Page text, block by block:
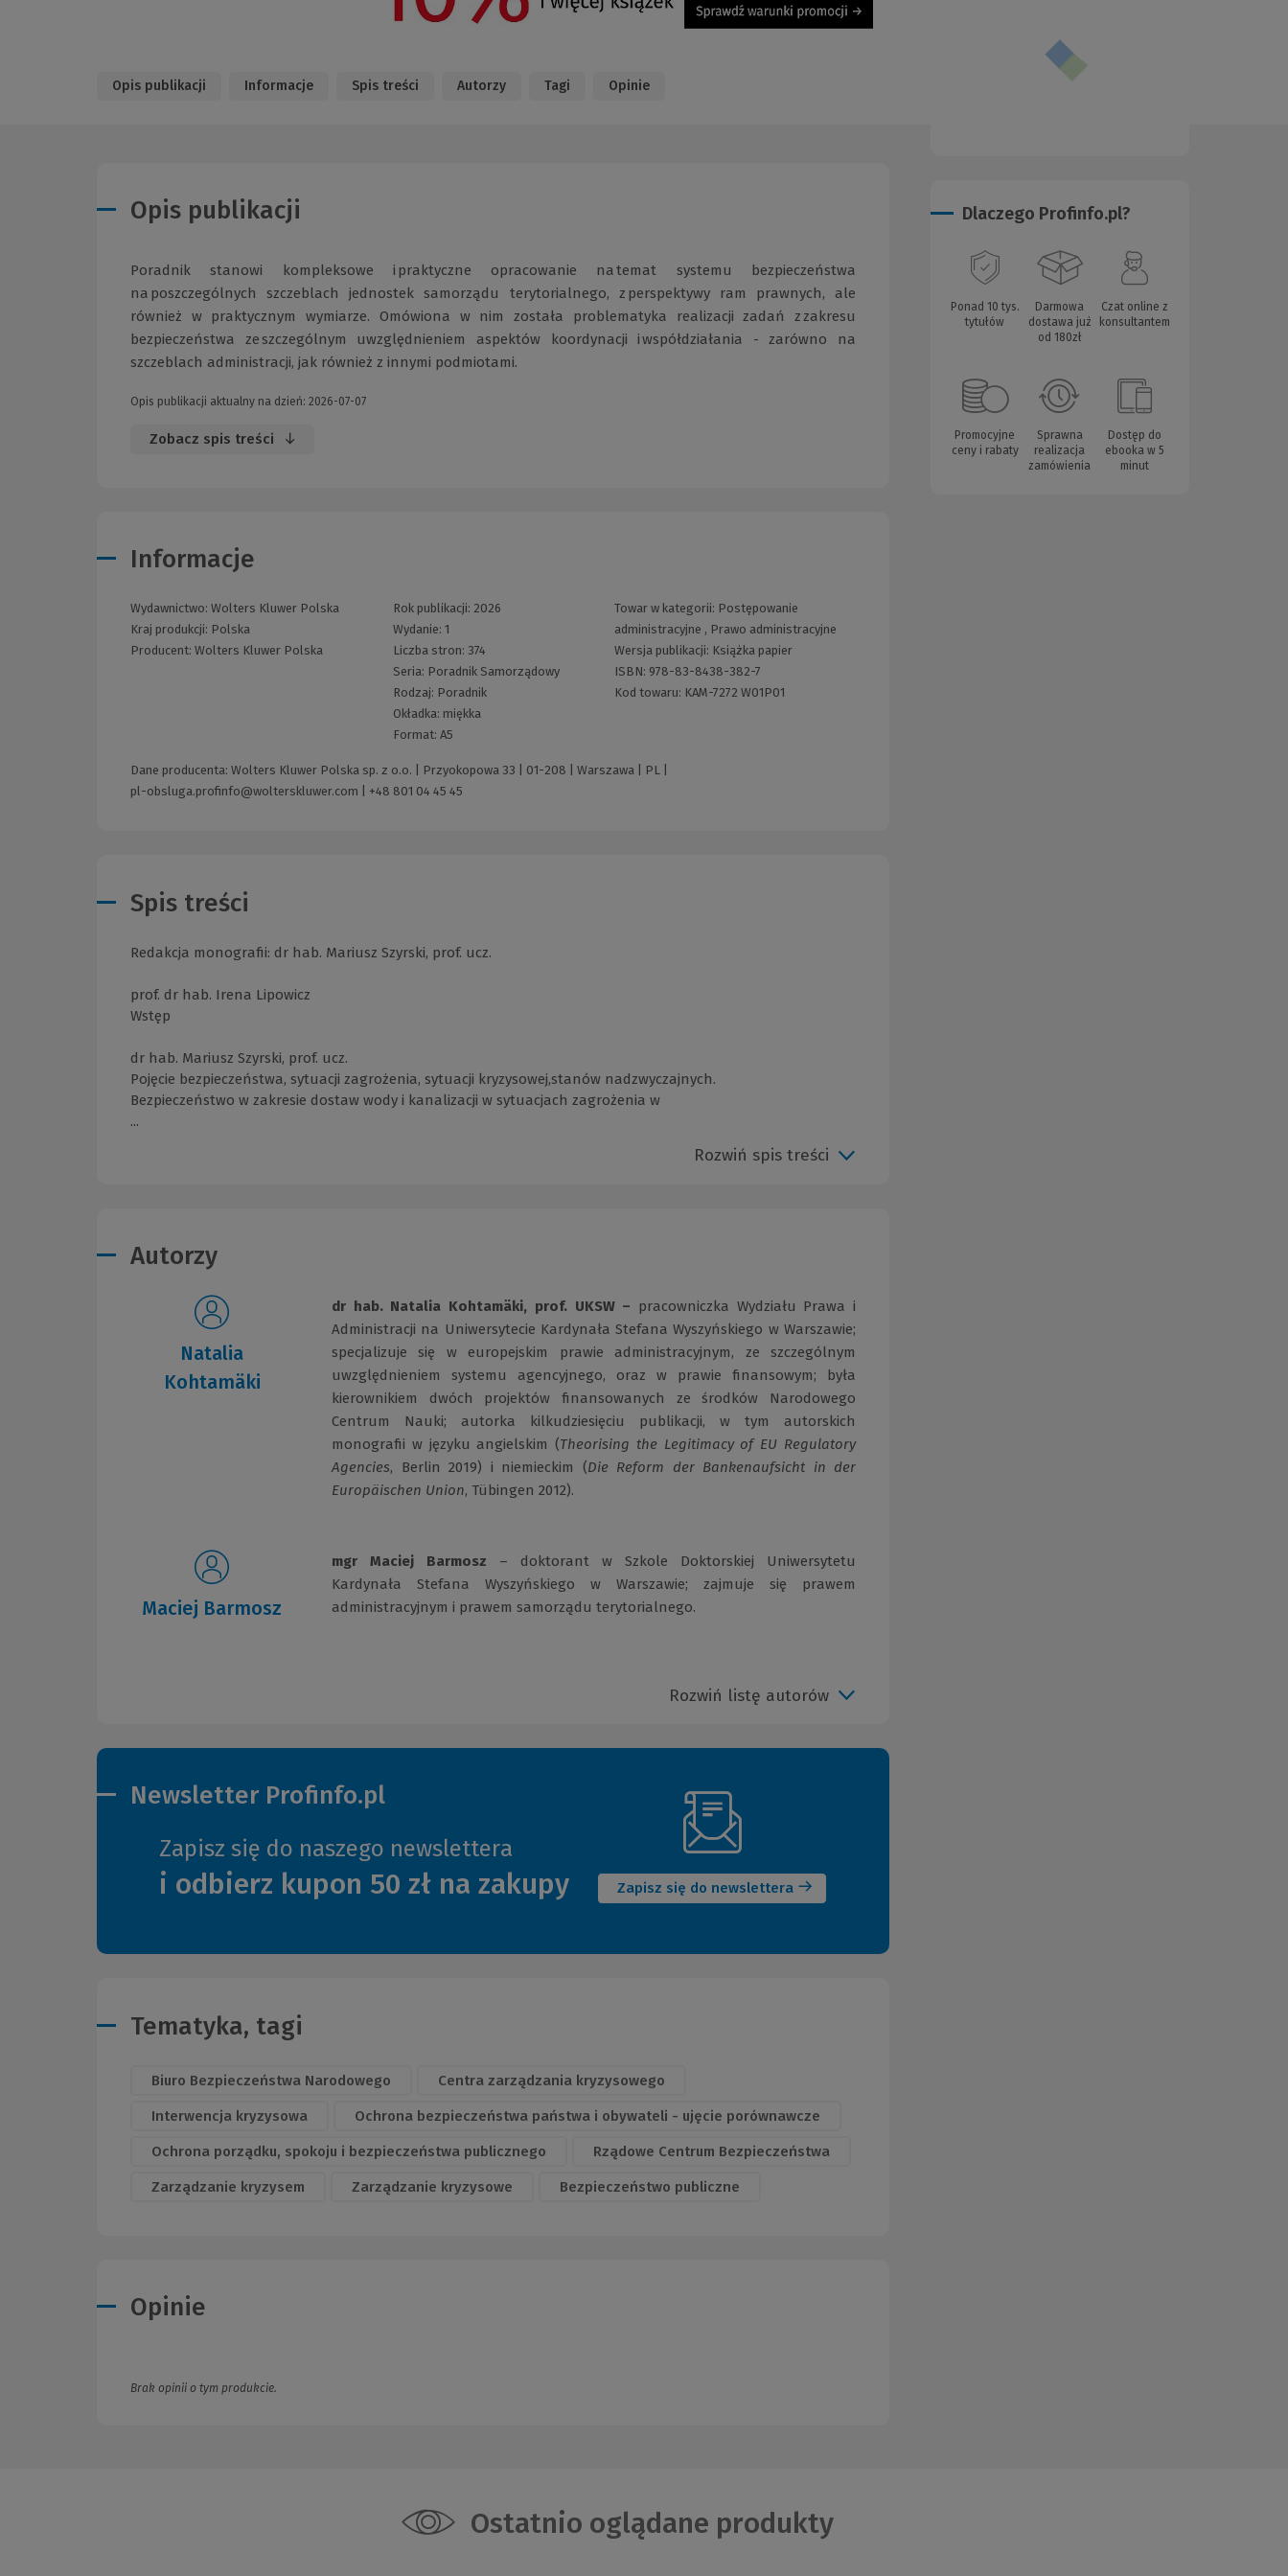
Opis publikacji Informacje Spis treści Autorzy Tagi Opinie
Opis publikacji
Poradnik stanowi kompleksowe i praktyczne opracowanie na temat systemu bezpieczeństwa
na poszczególnych szczeblach jednostek samorządu terytorialnego, z perspektywy ram prawnych, ale
również w praktycznym wymiarze. Omówiona w nim została problematyka realizacji zadań z zakresu
bezpieczeństwa ze szczególnym uwzględnieniem aspektów koordynacji i współdziałania - zarówno na
szczeblach administracji, jak również z innymi podmiotami.
Opis publikacji aktualny na dzień: 2026-07-07
Zobacz spis treści
Informacje
Wydawnictwo: Wolters Kluwer Polska
Kraj produkcji: Polska
Producent: Wolters Kluwer Polska
Rok publikacji: 2026
Wydanie:1
Liczba stron: 374
Seria: Poradnik Samorządowy
Rodzaj: Poradnik
Okładka: miękka
Format:A5
Towar w kategorii: Postępowanie
administracyjne , Prawo administracyjne
Wersja publikacji: Książka papier
ISBN: 978-83-8438-382-7
Kod towaru: KAM-7272 W01P01
Dane producenta: Wolters Kluwer Polska sp. z o.o. | Przyokopowa 33 | 01-208 | Warszawa | PL |
pl-obsluga.profinfo@wolterskluwer.com
+48 801 04 45 45
Spis treści
Redakcja monografii: dr hab. Mariusz Szyrski, prof. ucz.
prof. dr hab. Irena Lipowicz
Wstęp
dr hab. Mariusz Szyrski, prof. ucz.
Pojęcie bezpieczeństwa, sytuacji zagrożenia, sytuacji kryzysowej,stanów nadzwyczajnych.
Bezpieczeństwo w zakresie dostaw wody i kanalizacji w sytuacjach zagrożenia w
...
Rozwiń spis treści
Autorzy
Natalia
Kohtamäki
dr hab. Natalia Kohtamäki, prof. UKSW – pracowniczka Wydziału Prawa i
Administracji na Uniwersytecie Kardynała Stefana Wyszyńskiego w Warszawie;
specjalizuje się w europejskim prawie administracyjnym, ze szczególnym
uwzględnieniem systemu agencyjnego, oraz w prawie finansowym; była
kierownikiem dwóch projektów finansowanych ze środków Narodowego
Centrum Nauki; autorka kilkudziesięciu publikacji, w tym autorskich
monografii w języku angielskim (Theorising the Legitimacy of EU Regulatory
Agencies, Berlin 2019) i niemieckim (Die Reform der Bankenaufsicht in der
Europäischen Union, Tübingen 2012).
Maciej Barmosz
mgr Maciej Barmosz – doktorant w Szkole Doktorskiej Uniwersytetu
Kardynała Stefana Wyszyńskiego w Warszawie; zajmuje się prawem
administracyjnym i prawem samorządu terytorialnego.
Rozwiń listę autorów
Newsletter Profinfo.pl
Zapisz się do naszego newslettera
i odbierz kupon 50 zł na zakupy Zapisz się do newslettera
okno)
Tematyka, tagi
Biuro Bezpieczeństwa Narodowego Centra zarządzania kryzysowego
Interwencja kryzysowa Ochrona bezpieczeństwa państwa i obywateli - ujęcie porównawcze
Ochrona porządku, spokoju i bezpieczeństwa publicznego Rządowe Centrum Bezpieczeństwa
Zarządzanie kryzysem Zarządzanie kryzysowe Bezpieczeństwo publiczne
Opinie
Brak opinii o tym produkcie.
Dlaczego Profinfo.pl?
Ponad 10 tys.
tytułów
Darmowa
dostawa już
od 180zł
Czat online z
konsultantem
Promocyjne
ceny i rabaty
Sprawna
realizacja
zamówienia
Dostęp do
ebooka w 5
minut
Ostatnio oglądane produkty